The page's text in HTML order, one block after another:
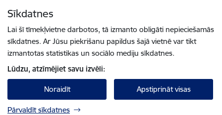
Sīkdatnes
Lai šī tīmekļvietne darbotos, tā izmanto obligāti nepieciešamās
sīkdatnes. Ar Jūsu piekrišanu papildus šajā vietnē var tikt
izmantotas statistikas un sociālo mediju sīkdatnes.
Lūdzu, atzīmējiet savu izvēli:
Noraidīt Apstiprināt visas
Pārvaldīt sīkdatnes